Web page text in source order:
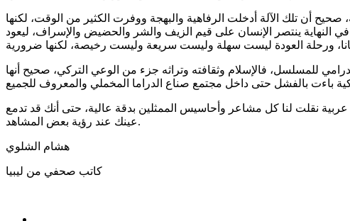
أن تلك الآلة أدخلت الرفاهية والبهجة ووفرت الكثير من الوقت، لكنها
ينتصر الإنسان على قيم الزيف والشر والحضيض والإسراف، ليعود
للمسلسل، فالإسلام وثقافته وتراثه جزء من الوعي التركي، صحيح أنها
نقلت لنا كل مشاعر وأحاسيس الممثلين بدقة عالية، حتى أنك قد تدمع
عينك عند رؤية بعض المشاهد.
هشام الشلوي
كاتب صحفي من ليبيا